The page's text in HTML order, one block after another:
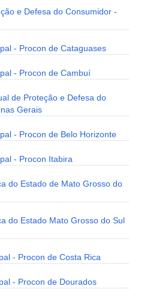
e Defesa do Consumidor -
- Procon de Cataguases
- Procon de Cambuí
de Proteção e Defesa do
Gerais
- Procon de Belo Horizonte
- Procon Itabira
do Estado de Mato Grosso do
do Estado Mato Grosso do Sul
- Procon de Costa Rica
- Procon de Dourados